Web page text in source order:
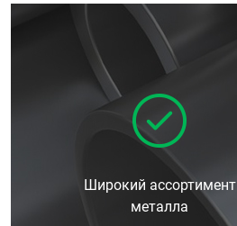
Широкий ассортимент
металла